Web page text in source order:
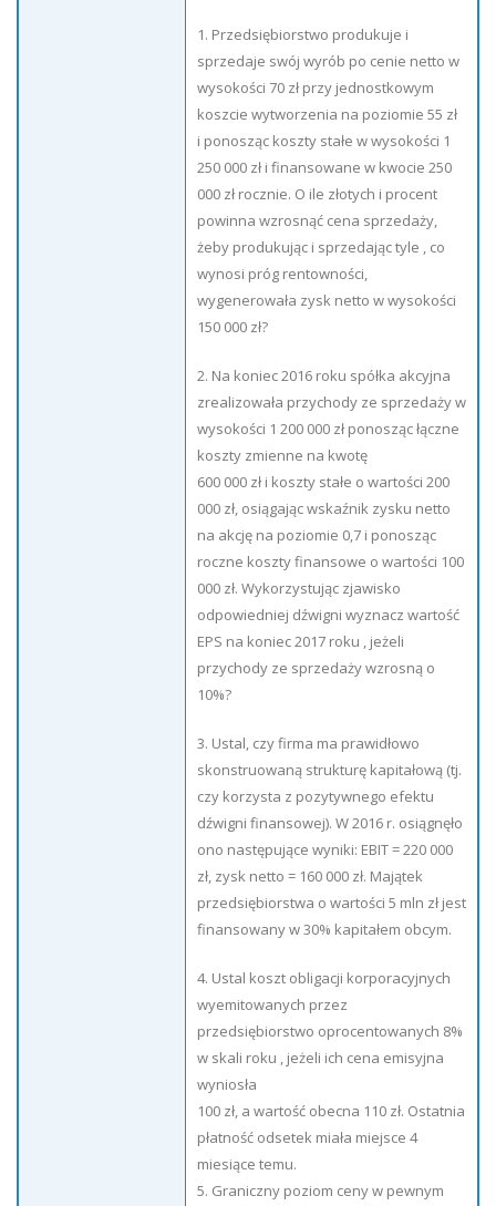
1. Przedsiębiorstwo produkuje i
sprzedaje swój wyrób po cenie netto w
wysokości 70 zł przy jednostkowym
koszcie wytworzenia na poziomie 55 zł
i ponosząc koszty stałe w wysokości 1
250 000 zł i finansowane w kwocie 250
000 zł rocznie. O ile złotych i procent
powinna wzrosnąć cena sprzedaży,
żeby produkując i sprzedając tyle , co
wynosi próg rentowności,
wygenerowała zysk netto w wysokości
150 000 zł?
2. Na koniec 2016 roku spółka akcyjna
zrealizowała przychody ze sprzedaży w
wysokości 1 200 000 zł ponosząc łączne
koszty zmienne na kwotę
600 000 zł i koszty stałe o wartości 200
000 zł, osiągając wskaźnik zysku netto
na akcję na poziomie 0,7 i ponosząc
roczne koszty finansowe o wartości 100
000 zł. Wykorzystując zjawisko
odpowiedniej dźwigni wyznacz wartość
EPS na koniec 2017 roku , jeżeli
przychody ze sprzedaży wzrosną o
10%?
3. Ustal, czy firma ma prawidłowo
skonstruowaną strukturę kapitałową (tj.
czy korzysta z pozytywnego efektu
dźwigni finansowej). W 2016 r. osiągnęło
ono następujące wyniki: EBIT = 220 000
zł, zysk netto = 160 000 zł. Majątek
przedsiębiorstwa o wartości 5 mln zł jest
finansowany w 30% kapitałem obcym.
4. Ustal koszt obligacji korporacyjnych
wyemitowanych przez
przedsiębiorstwo oprocentowanych 8%
w skali roku , jeżeli ich cena emisyjna
wyniosła
100 zł, a wartość obecna 110 zł. Ostatnia
płatność odsetek miała miejsce 4
miesiące temu.
5. Graniczny poziom ceny w pewnym